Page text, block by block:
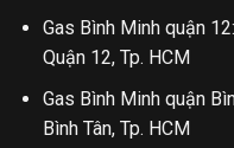
Gas Bình Minh quận
Quận 12, Tp. HCM
Gas Bình Minh quận
Bình Tân, Tp. HCM